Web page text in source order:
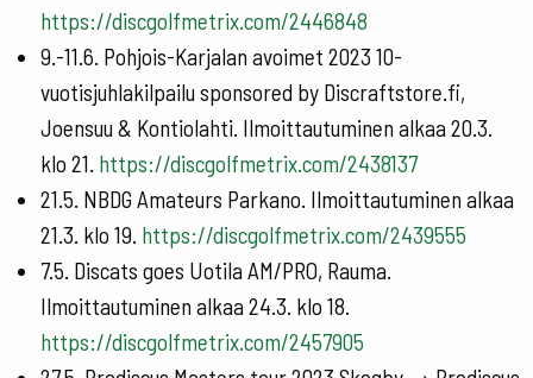
https://discgolfmetrix.com/2446848
9.-11.6. Pohjois-Karjalan avoimet 2023 10-
vuotisjuhlakilpailu sponsored by Discraftstore.fi,
Joensuu & Kontiolahti. Ilmoittautuminen alkaa 20.3.
klo 21. https://discgolfmetrix.com/2438137
21.5. NBDG Amateurs Parkano. Ilmoittautuminen alkaa
21.3. klo 19. https://discgolfmetrix.com/2439555
7.5. Discats goes Uotila AM/PRO, Rauma.
Ilmoittautuminen alkaa 24.3. klo 18.
https://discgolfmetrix.com/2457905